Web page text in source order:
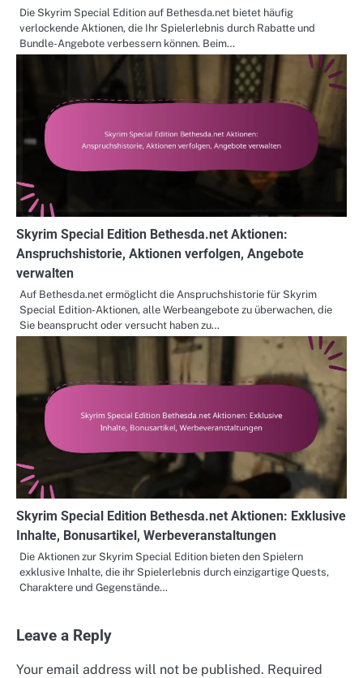
Die Skyrim Special Edition auf Bethesda.net bietet häufig
verlockende Aktionen, die Ihr Spielerlebnis durch Rabatte und
Bundle-Angebote verbessern können. Beim…
Skyrim Special Edition Bethesda.net Aktionen:
Anspruchshistorie, Aktionen verfolgen, Angebote
verwalten
Auf Bethesda.net ermöglicht die Anspruchshistorie für Skyrim
Special Edition-Aktionen, alle Werbeangebote zu überwachen, die
Sie beansprucht oder versucht haben zu…
Skyrim Special Edition Bethesda.net Aktionen: Exklusive
Inhalte, Bonusartikel, Werbeveranstaltungen
Die Aktionen zur Skyrim Special Edition bieten den Spielern
exklusive Inhalte, die ihr Spielerlebnis durch einzigartige Quests,
Charaktere und Gegenstände…
Leave a Reply
Your email address will not be published. Required